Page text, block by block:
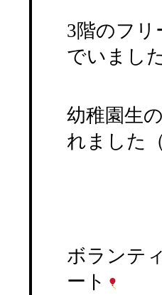
3階のフ
でいまし
幼稚園生
れました
ボランテ
ート